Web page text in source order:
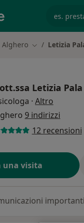
Alghero Cambia città
Letizia
Letizia Pala
· Altro
9 indirizzi
12 recensioni
una visita
importanti